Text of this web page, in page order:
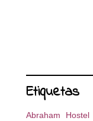
Etiquetas
Abraham Hostel